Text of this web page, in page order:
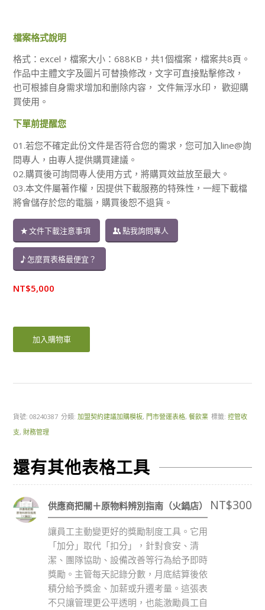
檔案格式說明
格式：excel，檔案大小：688KB，共1個檔案，檔案共8頁。
作品中主體文字及圖片可替換修改，文字可直接點擊修改，
也可根據自身需求增加和删除内容， 文件無浮水印， 歡迎購
買使用。
下單前提醒您
01.若您不確定此份文件是否符合您的需求，您可加入line@詢
問專人，由專人提供購買建議。
02.購買後可詢問專人使用方式，將購買效益放至最大。
03.本文件屬著作權，因提供下載服務的特殊性，一經下載檔
將會儲存於您的電腦，購買後恕不退貨。
文件下載注意事項 點我詢問專人
怎麼買表格最便宜？
NT$5,000
加入購物車
貨號: 08240387 分類:加盟契約建議加購模板, 門市營運表格,餐飲業 標籤:控管收
支, 財務管理
還有其他表格工具
供應商把關＋原物料辨別指南（火鍋店） NT$300
讓員工主動變更好的獎勵制度工具。它用
「加分」取代「扣分」，針對食安、清
潔、團隊協助、設備改善等行為給予即時
獎勵。主管每天記錄分數，月底結算後依
積分給予獎金、加薪或升遷考量。這張表
不只讓管理更公平透明，也能激勵員工自